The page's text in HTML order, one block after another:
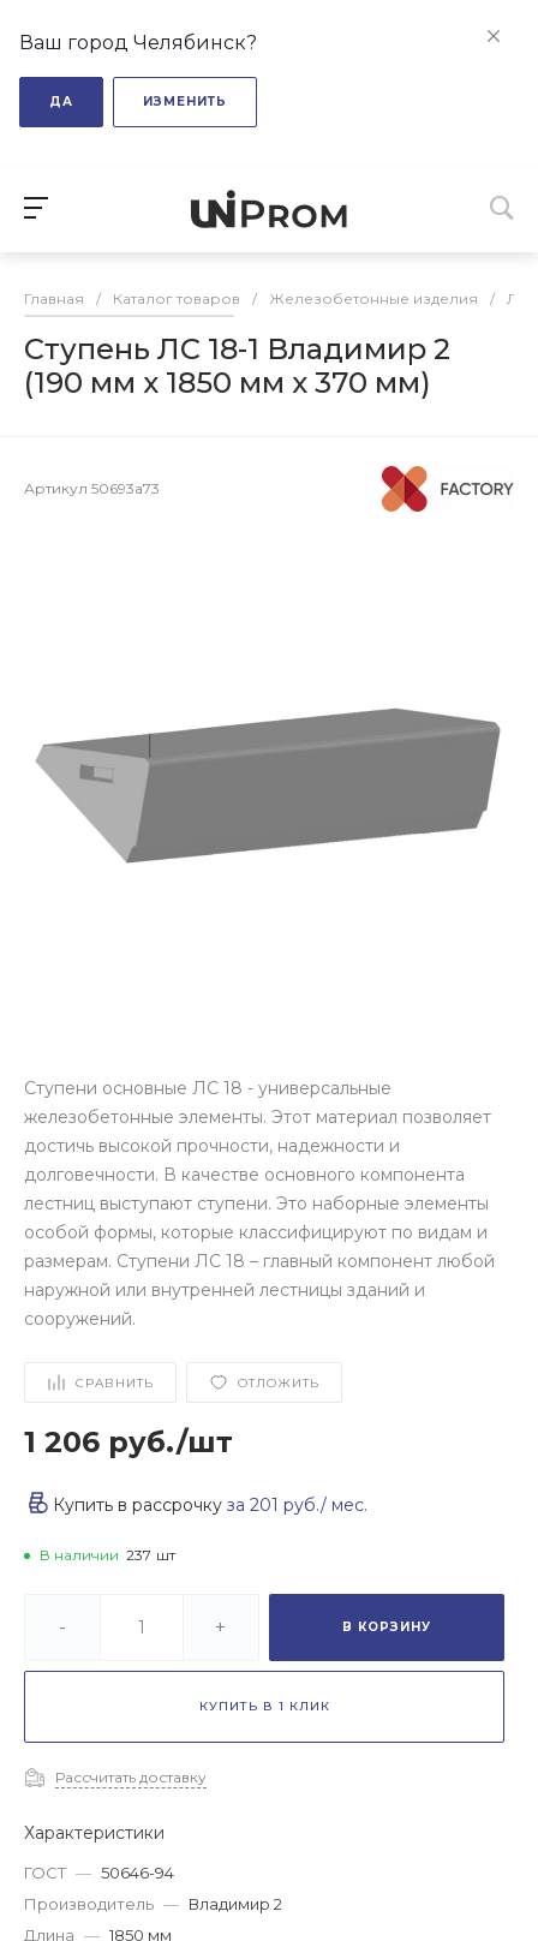
Ваш город Челябинск?
ДА ИЗМЕНИТЬ
Главная / Каталог товаров / Железобетонные изделия /
Ступень ЛС 18-1 Владимир 2
(190 мм х 1850 мм х 370 мм)
Артикул 50693a73
Ступени основные ЛС 18 - универсальные
железобетонные элементы. Этот материал позволяет
достичь высокой прочности, надежности и
долговечности. В качестве основного компонента
лестниц выступают ступени. Это наборные элементы
особой формы, которые классифицируют по видам и
размерам. Ступени ЛС 18 – главный компонент любой
наружной или внутренней лестницы зданий и
сооружений.
СРАВНИТЬ ОТЛОЖИТЬ
1 206 руб./шт
Купить в рассрочку за 201 руб./ мес.
В наличии 237 шт
- + В КОРЗИНУ
КУПИТЬ В 1 КЛИК
Рассчитать доставку
Характеристики
ГОСТ — 50646-94
Производитель — Владимир 2
Длина — 1850 мм